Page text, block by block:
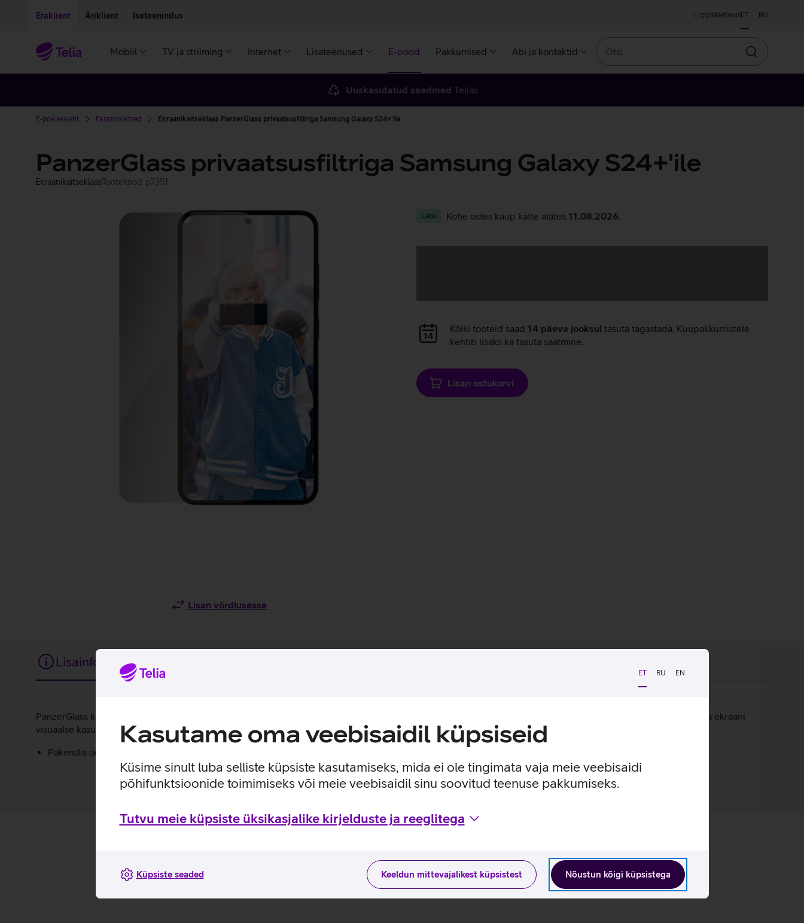
ET RU EN
Kasutame oma veebisaidil küpsiseid
Küsime sinult luba selliste küpsiste kasutamiseks, mida ei ole tingimata vaja meie veebisaidi
põhifunktsioonide toimimiseks või meie veebisaidil sinu soovitud teenuse pakkumiseks.
Tutvu meie küpsiste üksikasjalike kirjelduste ja reeglitega
Nõustun kõigi küpsistega
Keeldun mittevajalikest küpsistest
Küpsiste seaded
Eraklient Äriklient Iseteenindus LigipääsetavusET RU
Mobiil TV ja striiming Internet Lisateenused E-pood Pakkumised Abi ja kontaktid
Otsin
Uuskasutatud seadmed Telias
E-poe avaleht Ekraanikaitsed Ekraanikaitseklaas PanzerGlass privaatsusfiltriga Samsung Galaxy S24+'ile
PanzerGlass privaatsusfiltriga Samsung Galaxy S24+'ile
EkraanikaitseklaasTootekood: p7351
Lisan võrdlusesse
Laos Kohe ostes kaup kätte alates 11.08.2026
Andmete
laadimine
Kõiki tooteid saad 14 päeva jooksul tasuta tagastada. Kuupakkumistele
kehtib lisaks ka tasuta saatmine.
Lisan ostukorvi
Lisainfo
Lisainfo
PanzerGlass kaitseklaas on loodud, et kaitsta telefoni ekraani kriimustuste ja põrutuste eest. Kaitseklaasi mitmekihiline disain tagab väga hea puutetundlikkuse ja ekraani
visuaalse kasutuskogemuse.
Pakendis on kaasas raam, mis teeb koduse kaitseklaasi paigalduse mugavamaks.